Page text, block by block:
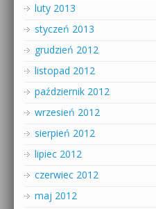
luty 2013
styczeń 2013
grudzień 2012
listopad 2012
październik 2012
wrzesień 2012
sierpień 2012
lipiec 2012
czerwiec 2012
maj 2012